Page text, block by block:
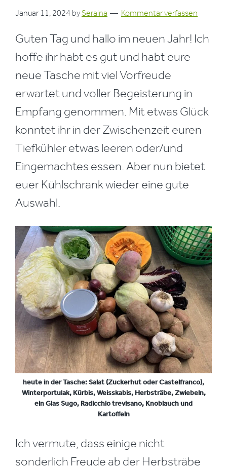
Januar 11, 2024 by Seraina Kommentar verfassen
Guten Tag und hallo im neuen Jahr! Ich
hoffe ihr habt es gut und habt eure
neue Tasche mit viel Vorfreude
erwartet und voller Begeisterung in
Empfang genommen. Mit etwas Glück
konntet ihr in der Zwischenzeit euren
Tiefkühler etwas leeren oder/und
Eingemachtes essen. Aber nun bietet
euer Kühlschrank wieder eine gute
Auswahl.
heute in der Tasche: Salat (Zuckerhut oder Castelfranco),
Winterportulak, Kürbis, Weisskabis, Herbsträbe, Zwiebeln,
ein Glas Sugo, Radicchio trevisano, Knoblauch und
Kartoffeln
Ich vermute, dass einige nicht
sonderlich Freude ab der Herbsträbe